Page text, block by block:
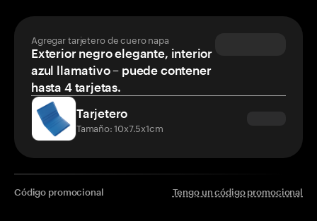
Agregar tarjetero de cuero napa
Exterior negro elegante, interior
azul llamativo – puede contener
hasta 4 tarjetas.
Tarjetero
Tamaño: 10x7.5x1cm
Código promocional Tengo un código promocional